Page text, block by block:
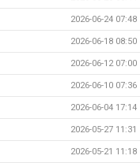
2026-06-24 07:48
2026-06-18 08:50
2026-06-12 07:00
2026-06-10 07:36
2026-06-04 17:14
2026-05-27 11:31
2026-05-21 11:18